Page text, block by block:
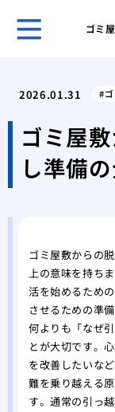
ゴミ
2026.01.31
ゴミ屋
し準備
ゴミ屋敷からの
上の意味を持ち
活を始めるため
させるための準
何よりも「なぜ
とが大切です。
を改善したいな
難を乗り越える
す。通常の引っ